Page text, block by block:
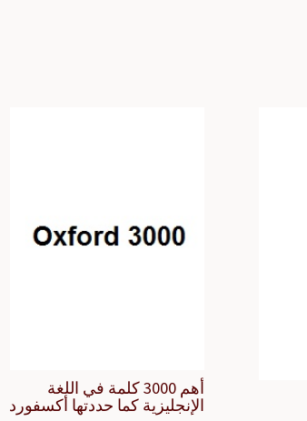
أهم 3000 كلمة في اللغة
الإنجليزية كما حددتها أكسفورد